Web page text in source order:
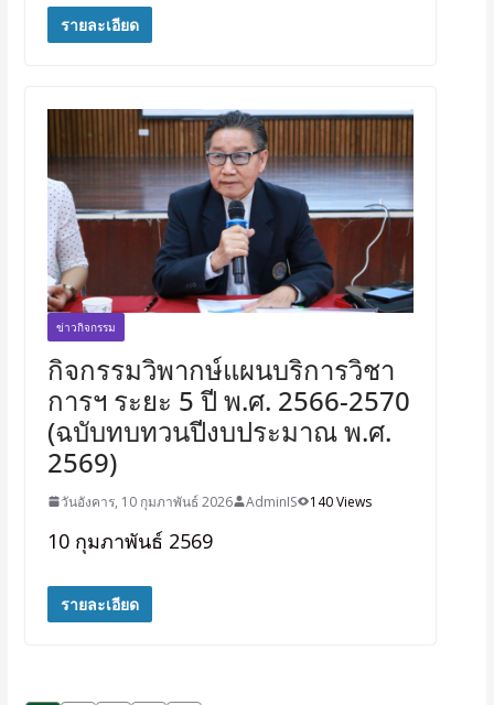
รายละเอียด
ข่าวกิจกรรม
กิจกรรมวิพากษ์แผนบริการวิชา
การฯ ระยะ 5 ปี พ.ศ. 2566-2570
(ฉบับทบทวนปีงบประมาณ พ.ศ.
2569)
วันอังคาร, 10 กุมภาพันธ์ 2026 AdminIS 140 Views
10 กุมภาพันธ์ 2569
รายละเอียด